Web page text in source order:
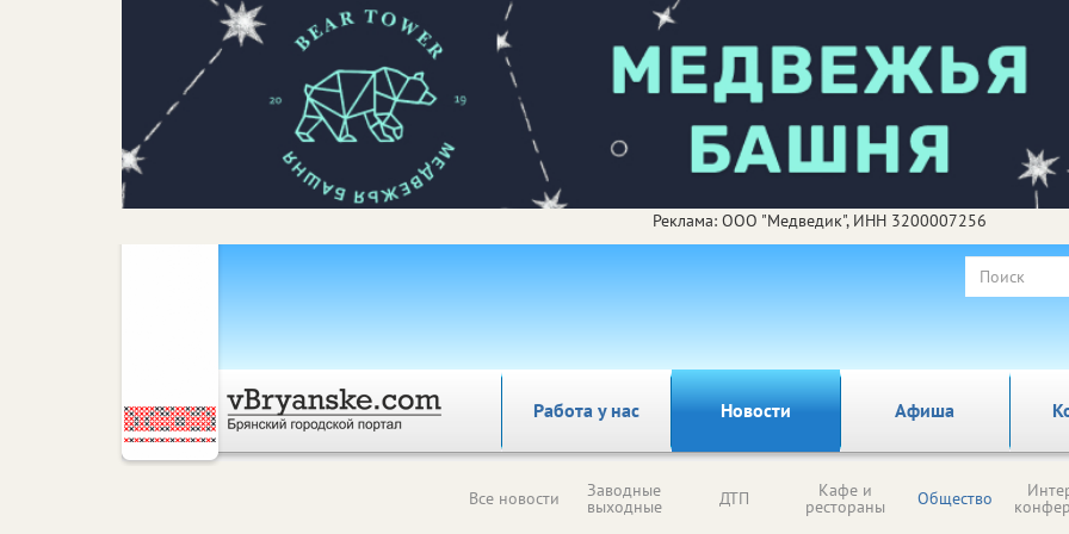
Реклама: ООО "Медведик", ИНН 3200007256
Работа у нас Новости Афиша
Все новости Заводные
выходные ДТП Кафе и
рестораны Общество